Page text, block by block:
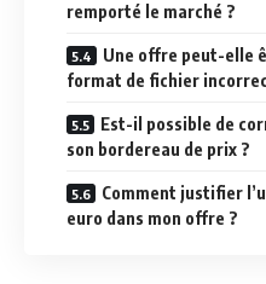
remporté le marché ?
Une offre peut-elle
format de fichier
Est-il possible de
son bordereau de prix ?
Comment justifier
euro dans mon offre ?